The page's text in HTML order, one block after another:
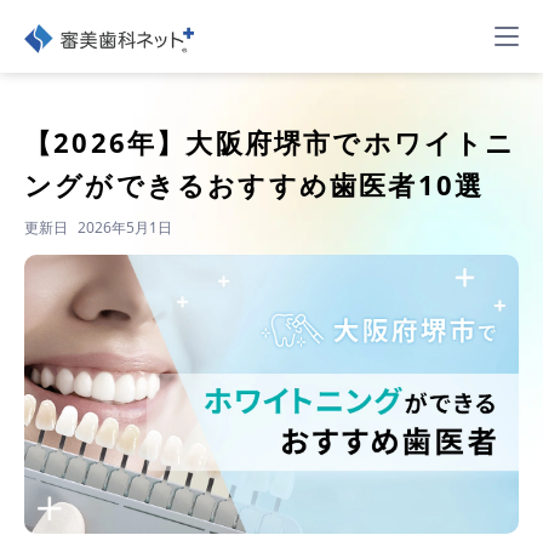
【2026年】 大阪府堺市でホワイトニ
ングができるおすすめ歯医者10選
更新日 2026年5月1日